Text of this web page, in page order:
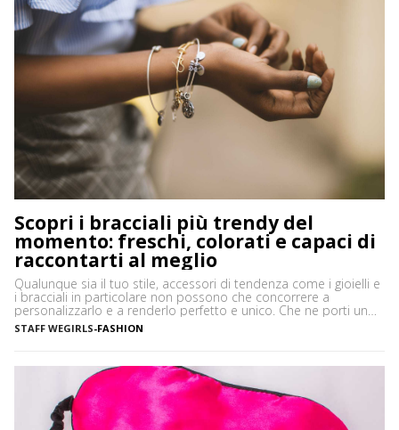
Scopri i bracciali più trendy del
momento: freschi, colorati e capaci di
raccontarti al meglio
Qualunque sia il tuo stile, accessori di tendenza come i gioielli e
i bracciali in particolare non possono che concorrere a
personalizzarlo e a renderlo perfetto e unico. Che ne porti uno
solo, importante o minimale, o ti piaccia mostrarne una serie,
ciascuno con il proprio significato e valore, i bracciali sono
STAFF WEGIRLS-FASHION